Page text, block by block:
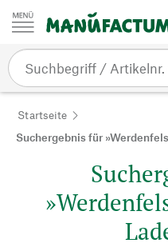
Zum Inhalt springen
Startseite
Suchergebnis für